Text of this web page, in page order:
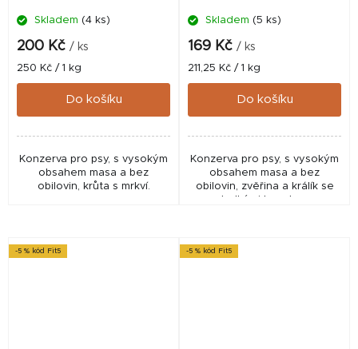
Skladem (4 ks)
200 Kč / ks
Měrná
cena:
250 Kč / 1 kg
Do košíku
Konzerva pro psy, s vysokým
obsahem masa a bez
obilovin, krůta s mrkví.
Skladem (5 ks)
169 Kč / ks
Měrná
cena:
211,25 Kč / 1 kg
Do košíku
Konzerva pro psy, s vysokým
obsahem masa a bez
obilovin, zvěřina a králík se
sladkými brambory
-5 % kód Fit5 -5 % kód Fit5